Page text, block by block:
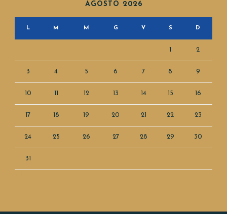
AGOSTO 2026
L M M G V S D
1 2
3 4 5 6 7 8 9
10 11 12 13 14 15 16
17 18 19 20 21 22 23
24 25 26 27 28 29 30
31